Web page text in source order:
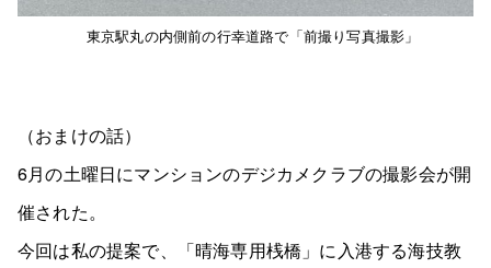
東京駅丸の内側前の行幸道路で「前撮り写真撮影」
（おまけの話）
6月の土曜日にマンションのデジカメクラブの撮影会が開
催された。
今回は私の提案で、「晴海専用桟橋」に入港する海技教